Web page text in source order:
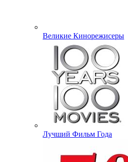
Великие Кинорежисеры
Лучший Фильм Года